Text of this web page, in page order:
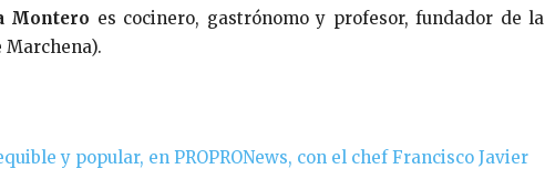
Montero es cocinero, gastrónomo y profesor, fundador de la
Marchena).
y popular, en PROPRONews, con el chef Francisco Javier